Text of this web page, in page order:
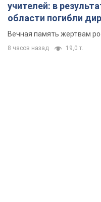
учителей: в
области погибли
муж и внук
Вечная память жертвам
8 часов назад 19,0 т.